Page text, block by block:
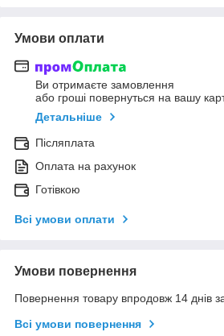
Умови оплати
Ви отримаєте замовлення
або гроші повернуться на вашу
Детальніше
Післяплата
Оплата на рахунок
Готівкою
Всі умови оплати
Умови повернення
Повернення товару впродовж 14 днів
Всі умови повернення